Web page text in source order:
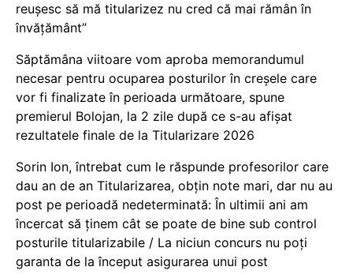
reușesc să mă titularizez nu cred că mai rămân în
învățământ”
Săptămâna viitoare vom aproba memorandumul
necesar pentru ocuparea posturilor în creșele care
vor fi finalizate în perioada următoare, spune
premierul Bolojan, la 2 zile după ce s-au afișat
rezultatele finale de la Titularizare 2026
Sorin Ion, întrebat cum le răspunde profesorilor care
dau an de an Titularizarea, obțin note mari, dar nu au
post pe perioadă nedeterminată: În ultimii ani am
încercat să ținem cât se poate de bine sub control
posturile titularizabile / La niciun concurs nu poți
garanta de la început asigurarea unui post